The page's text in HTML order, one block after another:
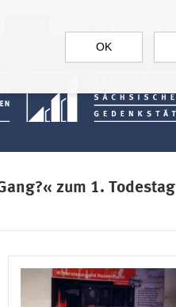
OK
zum 1. Todestag